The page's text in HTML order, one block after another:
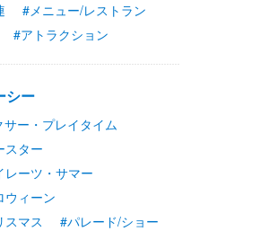
#メニュー/レストラン
#アトラクション
シー
サー・プレイタイム
スター
ーツ・サマー
ウィーン
スマス
#パレード/ショー